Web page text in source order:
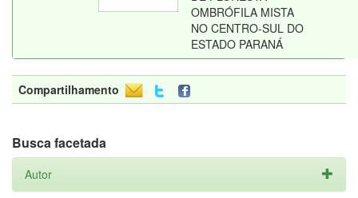
OMBRÓFILA MISTA
NO CENTRO-SUL DO
ESTADO PARANÁ
Compartilhamento
Busca facetada
Autor